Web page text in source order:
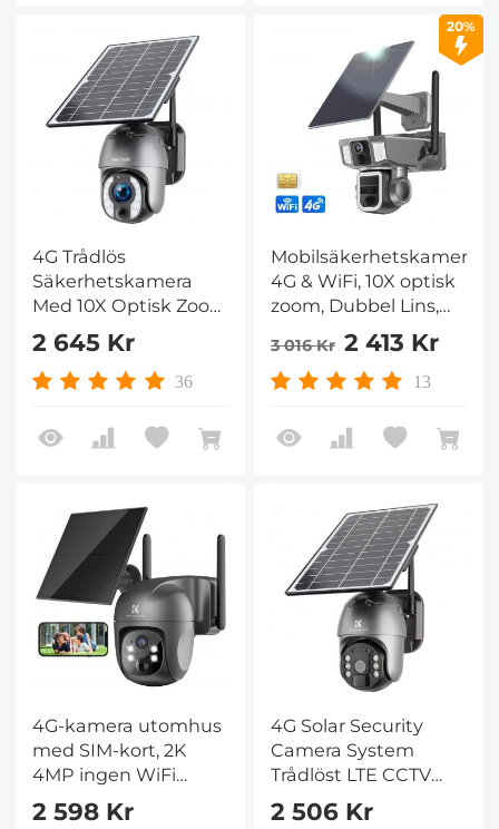
4G Trådlös
Säkerhetskamera
Med 10X Optisk Zoom
5MP 2K Fullfärg 8W
10400MmAh
Solenergi
2 645 Kr
36
20%
4G & WiFi, 10X optisk
zoom, Dubbel Lins,
Solenergidriven
Kentfaith
3 016 Kr 2 413 Kr
13
4G-kamera utomhus
med SIM-kort, 2K
4MP ingen WiFi
soldriven, trådlös 360°
PTZ
2 598 Kr
4G Solar Security
Camera System
Trådlöst LTE CCTV
Solar Camera PIR
Rörelsedetektering
2 506 Kr